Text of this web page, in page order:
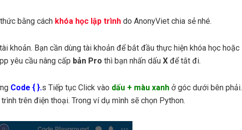
bằng cách khóa học lập trìnhdo AnonyViet chia sẻ nhé.
khoản. Bạn cần dùng tài khoản để bắt đầu thực hiện khóa học hoặc
yêu cầu nâng cấp bản Pro thì bạn nhấn dấu X để tắt đi.
Code { }.s Tiếp tục Click vào dấu + màu xanh ở góc dưới bên phải.
trên điện thoại. Trong ví dụ mình sẽ chọn Python.